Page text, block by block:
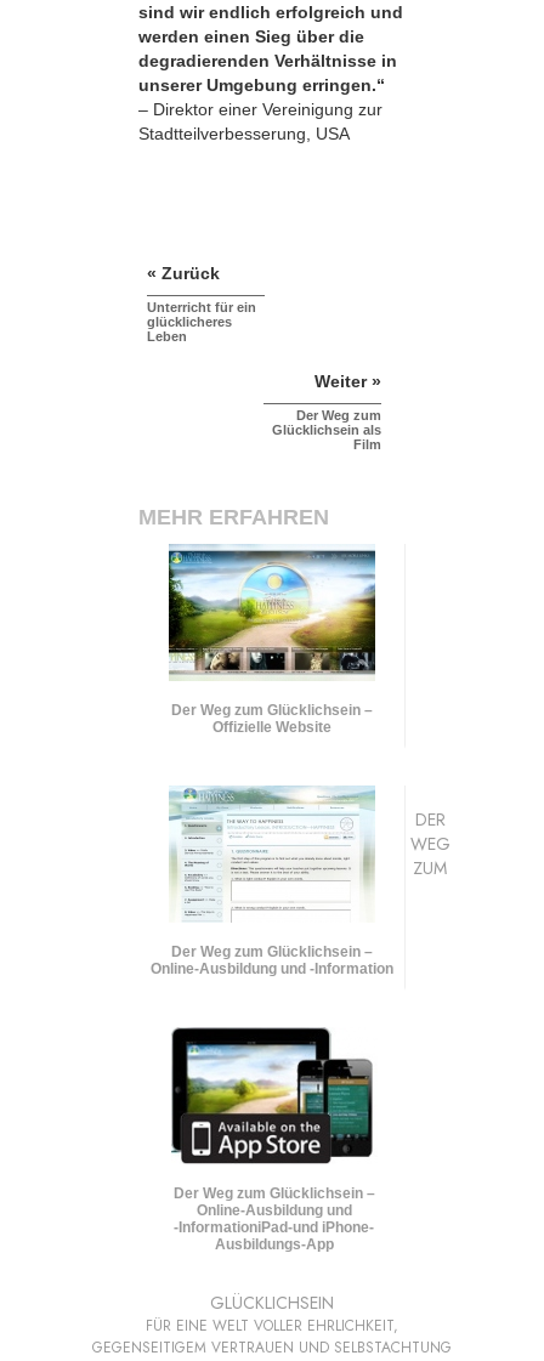
sind wir endlich erfolgreich und
werden einen Sieg über die
degradierenden Verhältnisse in
unserer Umgebung erringen.“
– Direktor einer Vereinigung zur
Stadtteilverbesserung, USA
« Zurück
Unterricht für ein
glücklicheres
Leben
Weiter »
Der Weg zum
Glücklichsein als
Film
MEHR ERFAHREN
Der Weg zum Glücklichsein –
Offizielle Website
Der Weg zum Glücklichsein –
Online-Ausbildung und -Information
Der Weg zum Glücklichsein –
Online-Ausbildung und
-InformationiPad-und iPhone-
Ausbildungs-App
DER
WEG
ZUM
GLÜCKLICHSEIN
FÜR EINE WELT VOLLER EHRLICHKEIT,
GEGENSEITIGEM VERTRAUEN UND SELBSTACHTUNG